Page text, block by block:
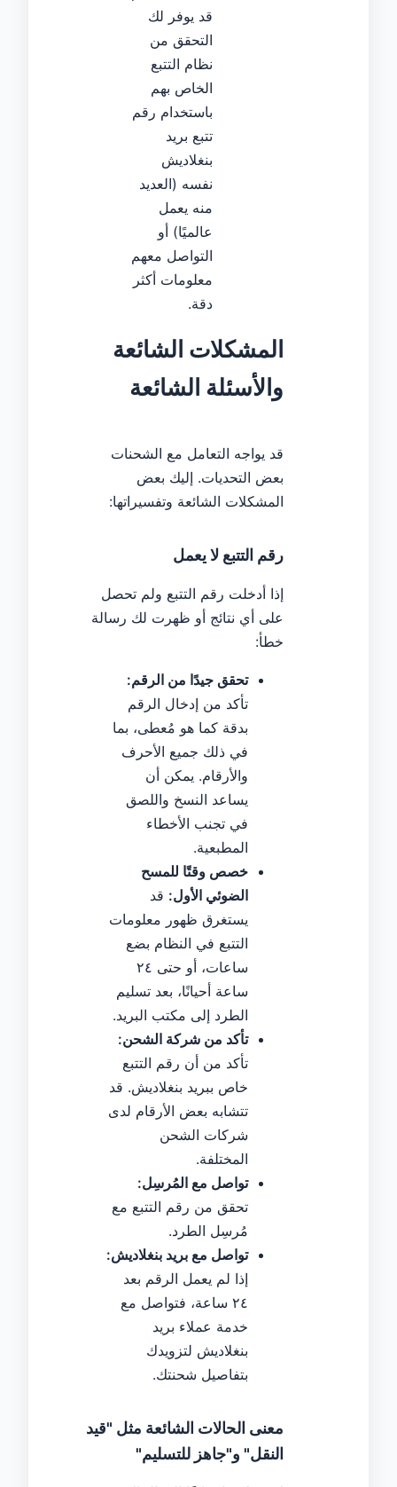
قد يوفر لك
التحقق من
نظام التتبع
الخاص بهم
باستخدام رقم
تتبع بريد
بنغلاديش
نفسه (العديد
منه يعمل
عالميًا) أو
التواصل معهم
معلومات أكثر
دقة.
المشكلات الشائعة
والأسئلة الشائعة
قد يواجه التعامل مع الشحنات
بعض التحديات. إليك بعض
المشكلات الشائعة وتفسيراتها:
رقم التتبع لا يعمل
إذا أدخلت رقم التتبع ولم تحصل
على أي نتائج أو ظهرت لك رسالة
خطأ:
تحقق جيدًا من الرقم:
تأكد من إدخال الرقم
بدقة كما هو مُعطى، بما
في ذلك جميع الأحرف
والأرقام. يمكن أن
يساعد النسخ واللصق
في تجنب الأخطاء
المطبعية.
خصص وقتًا للمسح
الضوئي الأول: قد
يستغرق ظهور معلومات
التتبع في النظام بضع
ساعات، أو حتى ٢٤
ساعة أحيانًا، بعد تسليم
الطرد إلى مكتب البريد.
تأكد من شركة الشحن:
تأكد من أن رقم التتبع
خاص ببريد بنغلاديش. قد
تتشابه بعض الأرقام لدى
شركات الشحن
المختلفة.
تواصل مع المُرسِل:
تحقق من رقم التتبع مع
مُرسِل الطرد.
تواصل مع بريد بنغلاديش:
إذا لم يعمل الرقم بعد
٢٤ ساعة، فتواصل مع
خدمة عملاء بريد
بنغلاديش لتزويدك
بتفاصيل شحنتك.
معنى الحالات الشائعة مثل "قيد
النقل" و"جاهز للتسليم"